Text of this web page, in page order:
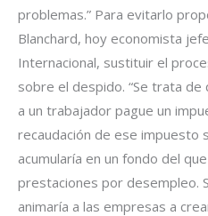
problemas.” Para evitarlo
Blanchard, hoy economista
Internacional, sustituir el
sobre el despido. “Se trata
a un trabajador pague un
recaudación de ese impuesto
acumularía en un fondo del
prestaciones por desempleo.
animaría a las empresas a